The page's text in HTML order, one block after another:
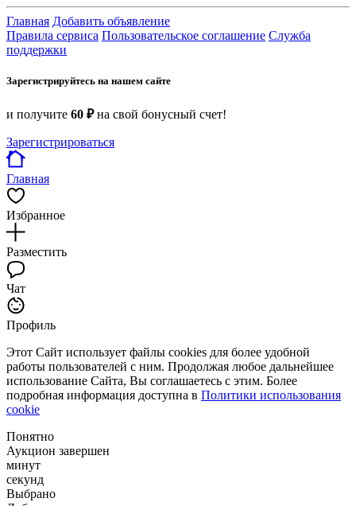
Главная Добавить объявление
Правила сервиса Пользовательское соглашение Служба
поддержки
Зарегистрируйтесь на нашем сайте
и получите 60 ₽на свой бонусный счет!
Зарегистрироваться
Главная
Избранное
Разместить
Чат
Профиль
Этот Сайт использует файлы cookies для более удобной
работы пользователей с ним. Продолжая любое дальнейшее
использование Сайта, Вы соглашаетесь с этим. Более
подробная информация доступна в Политики использования
cookie
Понятно
Аукцион завершен
минут
секунд
Выбрано